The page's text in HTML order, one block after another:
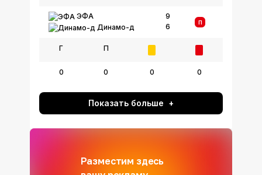
ЭФА
Динамо-д
9
6
П
Г П
0 0 0 0
Показать больше
Разместим здесь